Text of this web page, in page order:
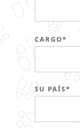
CARGO*
SU PAÍS*